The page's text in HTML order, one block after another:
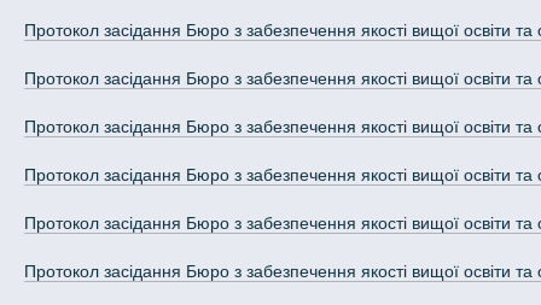
Протокол засідання Бюро з забезпечення якості вищої освіти
Протокол засідання Бюро з забезпечення якості вищої освіти
Протокол засідання Бюро з забезпечення якості вищої освіти
Протокол засідання Бюро з забезпечення якості вищої освіти
Протокол засідання Бюро з забезпечення якості вищої освіти
Протокол засідання Бюро з забезпечення якості вищої освіти